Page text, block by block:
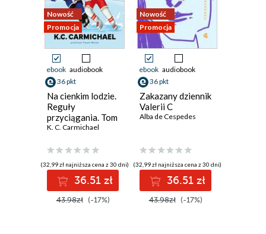
Nowość
Promocja
ebook audiobook
36 pkt
Na cienkim lodzie.
Reguły
przyciągania. Tom
1
K. C. Carmichael
(32,99 zł najniższa cena z 30 dni)
36.51 zł
43.98zł (-17%)
Nowość
Promocja
ebook audiobook
36 pkt
Zakazany dziennik
Valerii C
Alba de Cespedes
(32,99 zł najniższa cena z 30 dni)
36.51 zł
43.98zł (-17%)